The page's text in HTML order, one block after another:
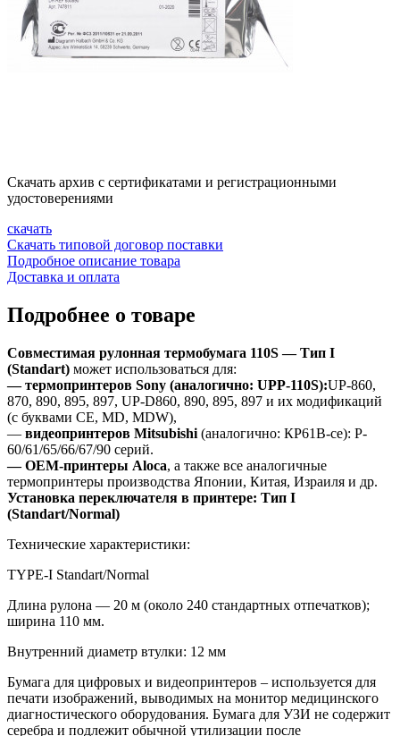
Скачать архив с сертификатами и регистрационными
удостоверениями
скачать
Скачать типовой договор поставки
Подробное описание товара
Доставка и оплата
Подробнее о товаре
Совместимая рулонная термобумага 110S — Тип I
(Standart) может использоваться для:
— термопринтеров Sony (аналогично: UPP-110S):UP-860,
870, 890, 895, 897, UP-D860, 890, 895, 897 и их модификаций
(с буквами СЕ, MD, MDW),
— видеопринтеров Mitsubishi (аналогично: КР61В-се): P-
60/61/65/66/67/90 серий.
—OEM-принтеры Aloca, а также все аналогичные
термопринтеры производства Японии, Китая, Израиля и др.
Установка переключателя в принтере: Тип I
(Standart/Normal)
Технические характеристики:
TYPE-I Standart/Normal
Длина рулона — 20 м (около 240 стандартных отпечатков);
ширина 110 мм.
Внутренний диаметр втулки: 12 мм
Бумага для цифровых и видеопринтеров – используется для
печати изображений, выводимых на монитор медицинского
диагностического оборудования. Бумага для УЗИ не содержит
серебра и подлежит обычной утилизации после